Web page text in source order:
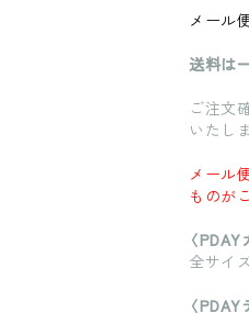
メール
送料は
ご注文
いたし
メール
ものが
〈PDAY
全サイ
〈PDAY